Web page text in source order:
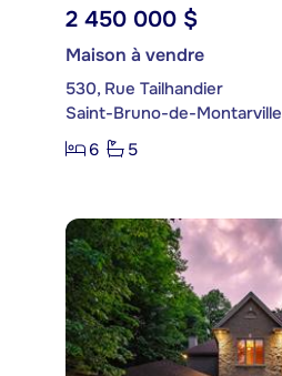
2 450 000 $
Maison à vendre
530, Rue Tailhandier
Saint-Bruno-de-Montarville
6
5